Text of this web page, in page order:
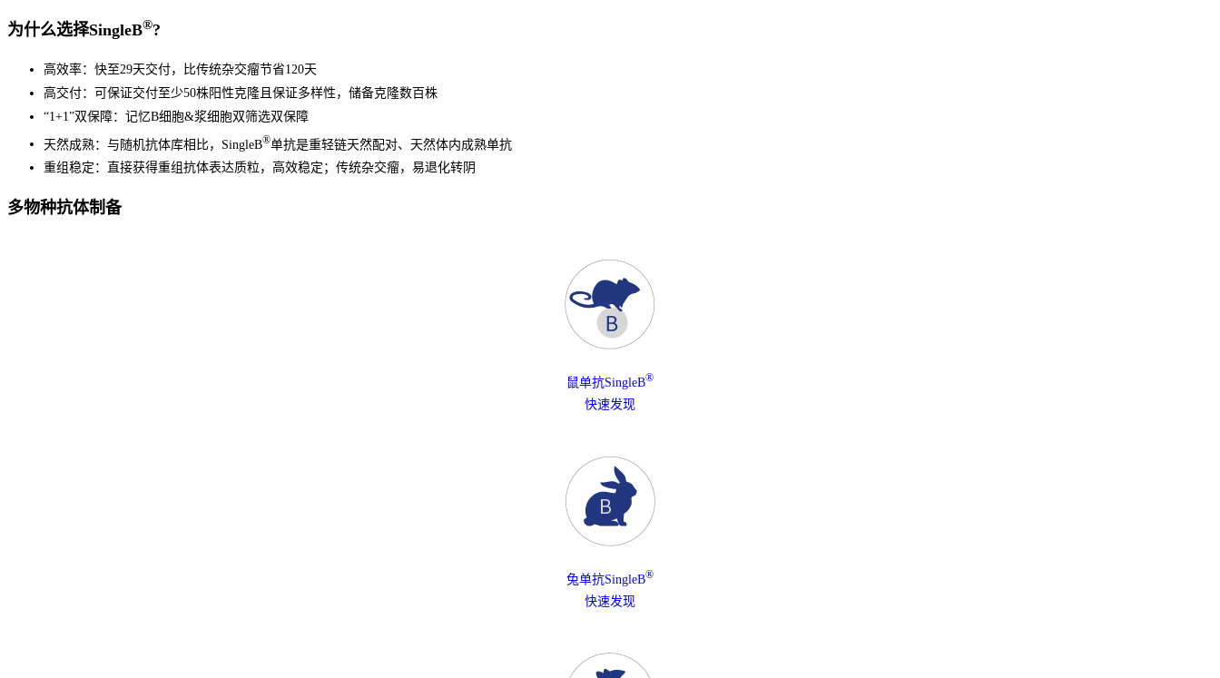
为什么选择SingleB®?
高效率：快至29天交付，比传统杂交瘤节省120天
高交付：可保证交付至少50株阳性克隆且保证多样性，储备克隆数百株
“1+1”双保障：记忆B细胞&浆细胞双筛选双保障
天然成熟：与随机抗体库相比，SingleB®单抗是重轻链天然配对、天然体内成熟单抗
重组稳定：直接获得重组抗体表达质粒，高效稳定；传统杂交瘤，易退化转阴
多物种抗体制备
鼠单抗SingleB®
快速发现
兔单抗SingleB®
快速发现